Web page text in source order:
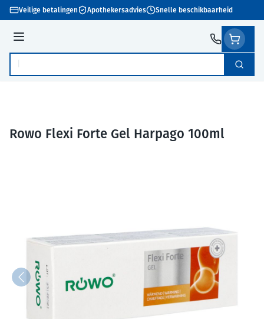
Ga naar de inhoud
Veilige betalingen Apothekersadvies Snelle beschikbaarheid
Menu
Product, merk, categorie... Zoek
Rowo Flexi Forte Gel Harpago 100ml